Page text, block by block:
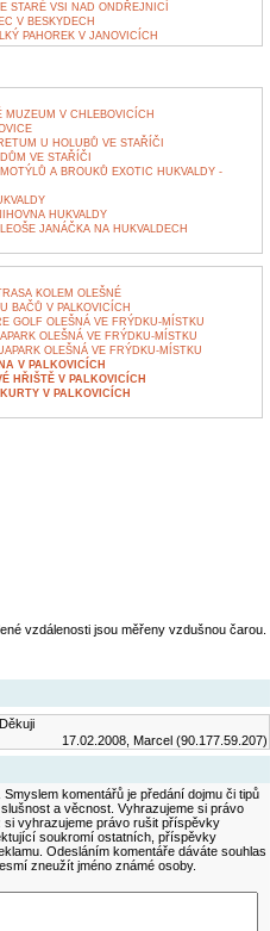
STARÉ VSI NAD ONDŘEJNICÍ
V BESKYDECH
PAHOREK V JANOVICÍCH
MUZEUM V CHLEBOVICÍCH
U HOLUBŮ VE STAŘÍČI
VE STAŘÍČI
A BROUKŮ EXOTIC HUKVALDY -
HUKVALDY
JANÁČKA NA HUKVALDECH
KOLEM OLEŠNÉ
BAČŮ V PALKOVICÍCH
GOLF OLEŠNÁ VE FRÝDKU-MÍSTKU
OLEŠNÁ VE FRÝDKU-MÍSTKU
OLEŠNÁ VE FRÝDKU-MÍSTKU
V PALKOVICÍCH
HŘIŠTĚ V PALKOVICÍCH
V PALKOVICÍCH
vzdálenosti jsou měřeny vzdušnou čarou.
17.02.2008, Marcel (90.177.59.207)
komentářů je předání dojmu či tipů
a věcnost. Vyhrazujeme si právo
vyhrazujeme právo rušit příspěvky
soukromí ostatních, příspěvky
Odesláním komentáře dáváte souhlas
zneužít jméno známé osoby.